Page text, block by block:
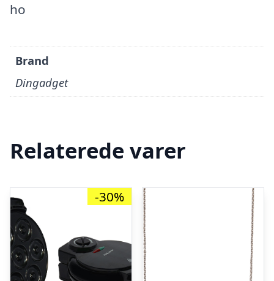
ho
Brand
Dingadget
Relaterede varer
-30%